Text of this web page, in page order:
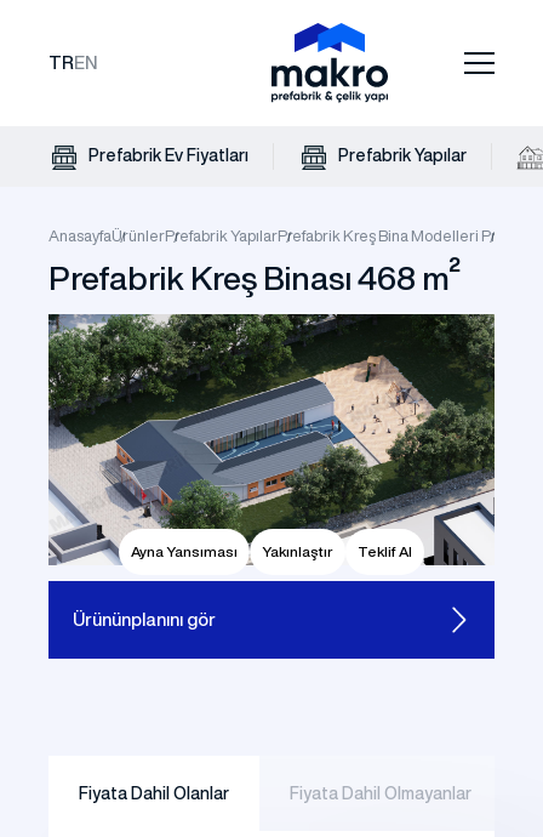
TR EN
Prefabrik Ev Fiyatları Prefabrik Yapılar
AnasayfaÜrünlerPrefabrik YapılarPrefabrik Kreş Bina Modelleri
Prefabrik Kreş Binası 468 m²
Ayna Yansıması Yakınlaştır Teklif Al
Ürününplanını gör
Fiyata Dahil Olanlar Fiyata Dahil Olmayanlar